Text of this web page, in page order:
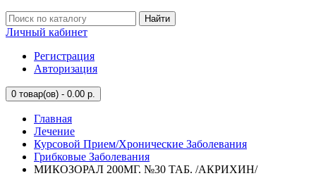
Найти
Личный кабинет
Регистрация
Авторизация
0 товар(ов) - 0.00 р.
Главная
Лечение
Курсовой Прием/Хронические Заболевания
Грибковые Заболевания
МИКОЗОРАЛ 200МГ. №30 ТАБ. /АКРИХИН/